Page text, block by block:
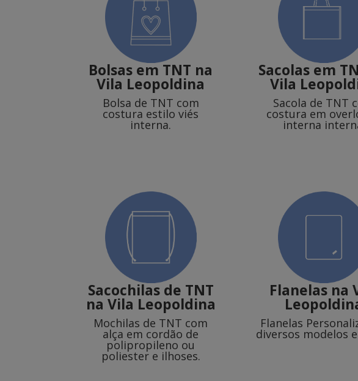
Bolsas em TNT na
Vila Leopoldina
Bolsa de TNT com
costura estilo viés
interna.
Sacolas em
Vila
Sacola de TNT
costura em
interna
Sacochilas de TNT
na Vila Leopoldina
Mochilas de TNT com
alça em cordão de
polipropileno ou
poliester e ilhoses.
Flanelasna
Flanelas
diversos modelos